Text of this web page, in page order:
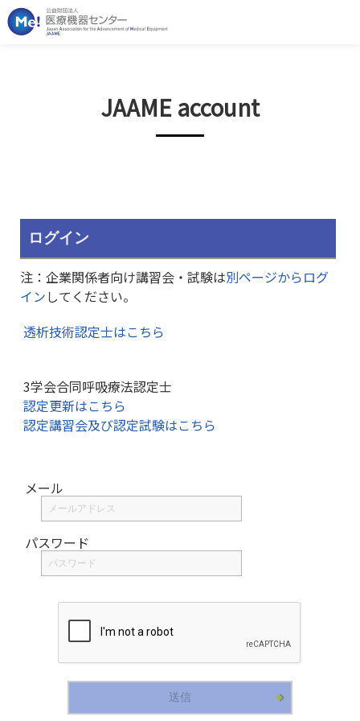
JAAME account
ログイン
注：企業関係者向け講習会・試験は別ページからログ
インしてください。
透析技術認定士はこちら
3学会合同呼吸療法認定士
認定更新はこちら
認定講習会及び認定試験はこちら
メール
パスワード
送信